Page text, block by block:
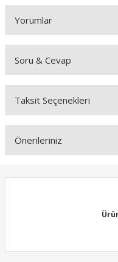
Yorumlar
Bu ürüne
Soru & Cevap
Ürün
Taksit Seçenekleri
Önerileriniz
Görüş ve önerileriniz için